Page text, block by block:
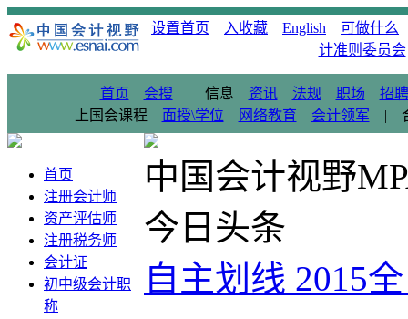
设置首页 入收藏 English
可做什么
计准则委员会
首页 会搜 | 信息 资讯 法规 职场
招聘
上国会课程
面授\学位 网络教育 会计领军 |
首页
注册会计师
资产评估师
注册税务师
会计证
初中级会计职
称
中国会计视野
今日头条
自主划线 2015